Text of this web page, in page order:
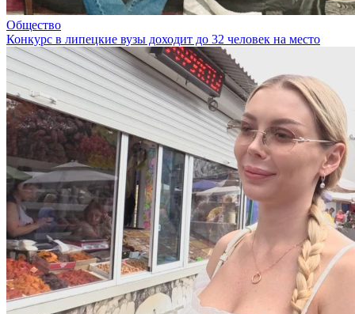
Общество
Конкурс в липецкие вузы доходит до 32 человек на место